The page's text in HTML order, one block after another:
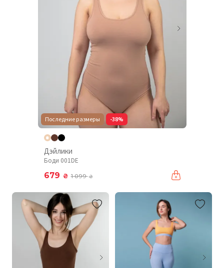
Последние размеры -38%
Дэйлики
Боди 001DE
679 ₴ 1 099₴